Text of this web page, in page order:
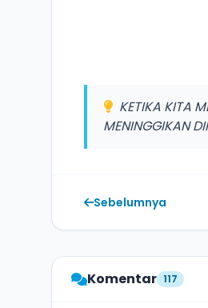
KETIKA KITA
MENINGGIKAN
Sebelumnya
Komentar 117